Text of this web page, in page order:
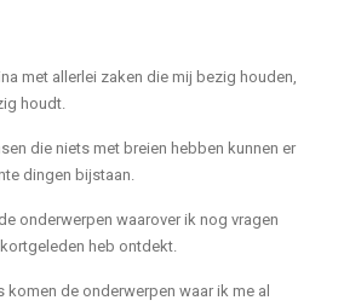
met allerlei zaken die mij bezig houden,
houdt.
die niets met breien hebben kunnen er
dingen bijstaan.
onderwerpen waarover ik nog vragen
heb ontdekt.
komen de onderwerpen waar ik me al